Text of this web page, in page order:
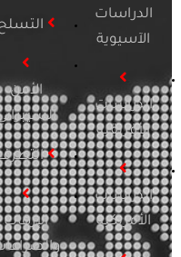
الدراسات
الآسيوية
الدراسات
الأفريقية
الدراسات
الأمريكية
التسلح
الأمن
السيبراني
التطرف
الإرهاب
والصراعات